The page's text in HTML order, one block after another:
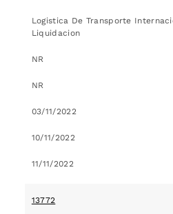
Logistica De Transporte
Liquidacion
NR
NR
03/11/2022
10/11/2022
11/11/2022
13772